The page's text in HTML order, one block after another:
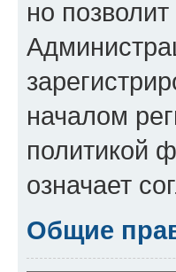
но
началом
политикой
означает
Общие